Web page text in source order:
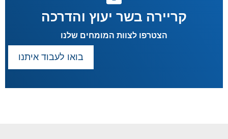
קריירה בשר יעוץ והדרכה
הצטרפו לצוות המומחים שלנו
בואו לעבוד איתנו